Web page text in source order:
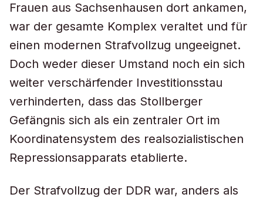
Frauen aus Sachsenhausen dort ankamen,
war der gesamte Komplex veraltet und für
einen modernen Strafvollzug ungeeignet.
Doch weder dieser Umstand noch ein sich
weiter verschärfender Investitionsstau
verhinderten, dass das Stollberger
Gefängnis sich als ein zentraler Ort im
Koordinatensystem des realsozialistischen
Repressionsapparats etablierte.
Der Strafvollzug der DDR war, anders als